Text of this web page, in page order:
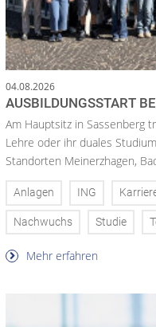
04.08.2026
AUSBILDUNGSSTART
Am Hauptsitz in Sassenberg
Lehre oder ihr duales
Standorten Meinerzhagen,
Anlagen ING
Nachwuchs Studie
Mehr erfahren